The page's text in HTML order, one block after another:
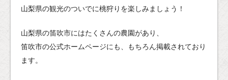
山梨県の観光のついでに桃狩りを楽しみましょう！
山梨県の笛吹市にはたくさんの農園があり、
笛吹市の公式ホームページにも、もちろん掲載されており
ます。